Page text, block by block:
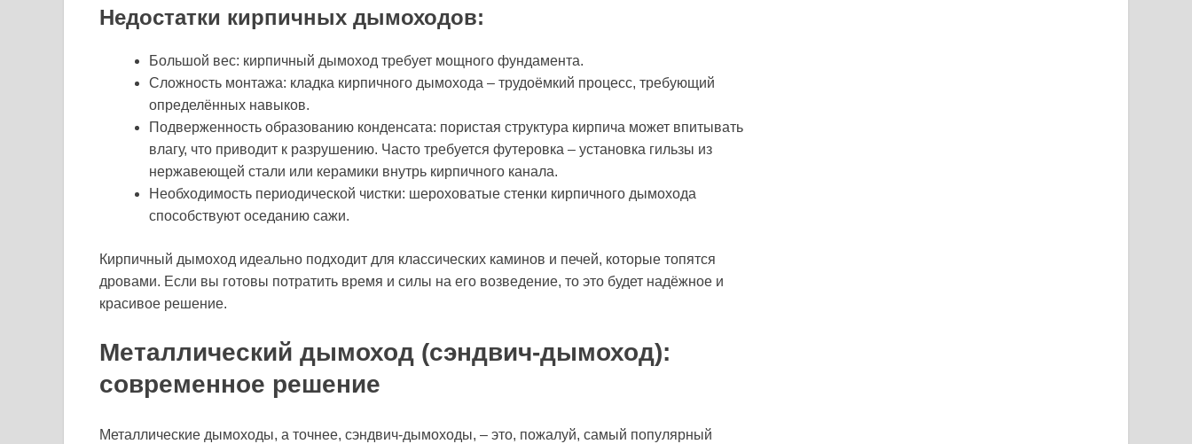
Недостатки кирпичных дымоходов:
Большой вес: кирпичный дымоход требует мощного фундамента.
Сложность монтажа: кладка кирпичного дымохода – трудоёмкий процесс, требующий
определённых навыков.
Подверженность образованию конденсата: пористая структура кирпича может впитывать
влагу, что приводит к разрушению. Часто требуется футеровка – установка гильзы из
нержавеющей стали или керамики внутрь кирпичного канала.
Необходимость периодической чистки: шероховатые стенки кирпичного дымохода
способствуют оседанию сажи.
Кирпичный дымоход идеально подходит для классических каминов и печей, которые топятся
дровами. Если вы готовы потратить время и силы на его возведение, то это будет надёжное и
красивое решение.
Металлический дымоход (сэндвич-дымоход):
современное решение
Металлические дымоходы, а точнее, сэндвич-дымоходы, – это, пожалуй, самый популярный